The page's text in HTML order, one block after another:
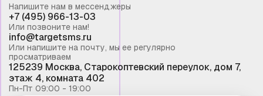
Напишите нам в мессенджеры
+7 (495) 966-13-03
Или позвоните нам!
info@targetsms.ru
Или напишите на почту, мы ее регулярно
просматриваем
125239 Москва, Старокоптевский переулок, дом 7,
этаж 4, комната 402
Пн-Пт 09:00 - 19:00